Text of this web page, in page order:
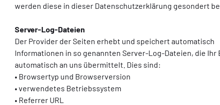
werden diese in dieser Datenschutzerklärung gesondert
Server-Log-Dateien
Der Provider der Seiten erhebt und speichert automatisch
Informationen in so genannten Server-Log-Dateien, die Ihr
automatisch an uns übermittelt. Dies sind:
• Browsertyp und Browserversion
• verwendetes Betriebssystem
• Referrer URL